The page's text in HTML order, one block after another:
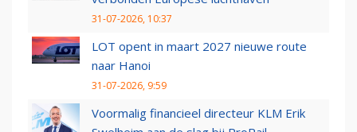
31-07-2026, 10:37
LOT opent in maart 2027 nieuwe route
naar Hanoi
31-07-2026, 9:59
Voormalig financieel directeur KLM Erik